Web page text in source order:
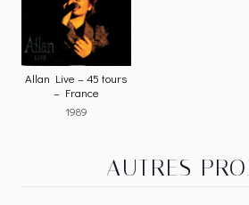
Allan Live – 45 tours
– France
1989
AUTRES